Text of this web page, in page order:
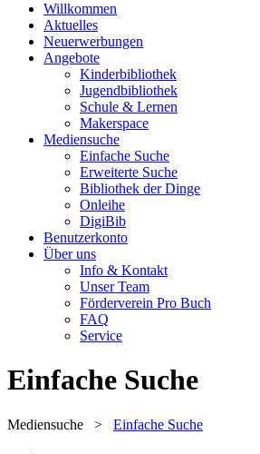
Willkommen
Aktuelles
Neuerwerbungen
Angebote
Kinderbibliothek
Jugendbibliothek
Schule & Lernen
Makerspace
Mediensuche
Einfache Suche
Erweiterte Suche
Bibliothek der Dinge
Onleihe
DigiBib
Benutzerkonto
Über uns
Info & Kontakt
Unser Team
Förderverein Pro Buch
FAQ
Service
Einfache Suche
Mediensuche > Einfache Suche